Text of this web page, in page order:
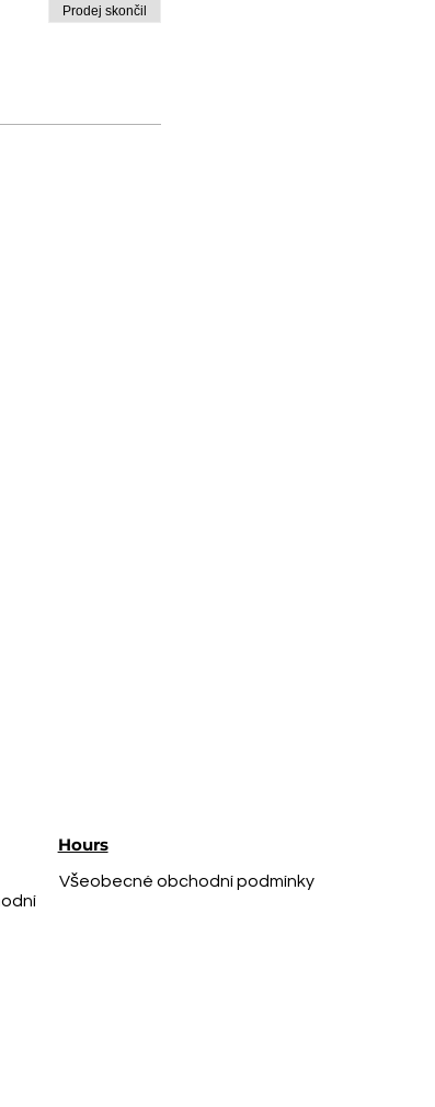
Prodej skončil
Hours
Všeobecné obchodní podmínky